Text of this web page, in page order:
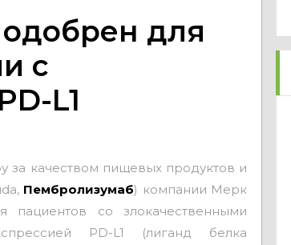
для
с
L1
за качеством пищевых продуктов и
Пембролизумаб) компании Мерк
пациентов со злокачественными
PD-L1 (лиганд белка